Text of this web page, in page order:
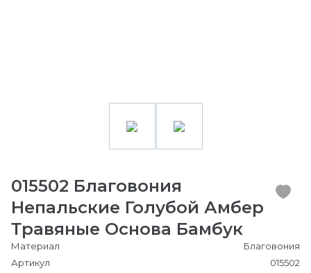
015502 Благовония
Непальские Голубой Амбер
Травяные Основа Бамбук
Материал
Благовония
Артикул
015502